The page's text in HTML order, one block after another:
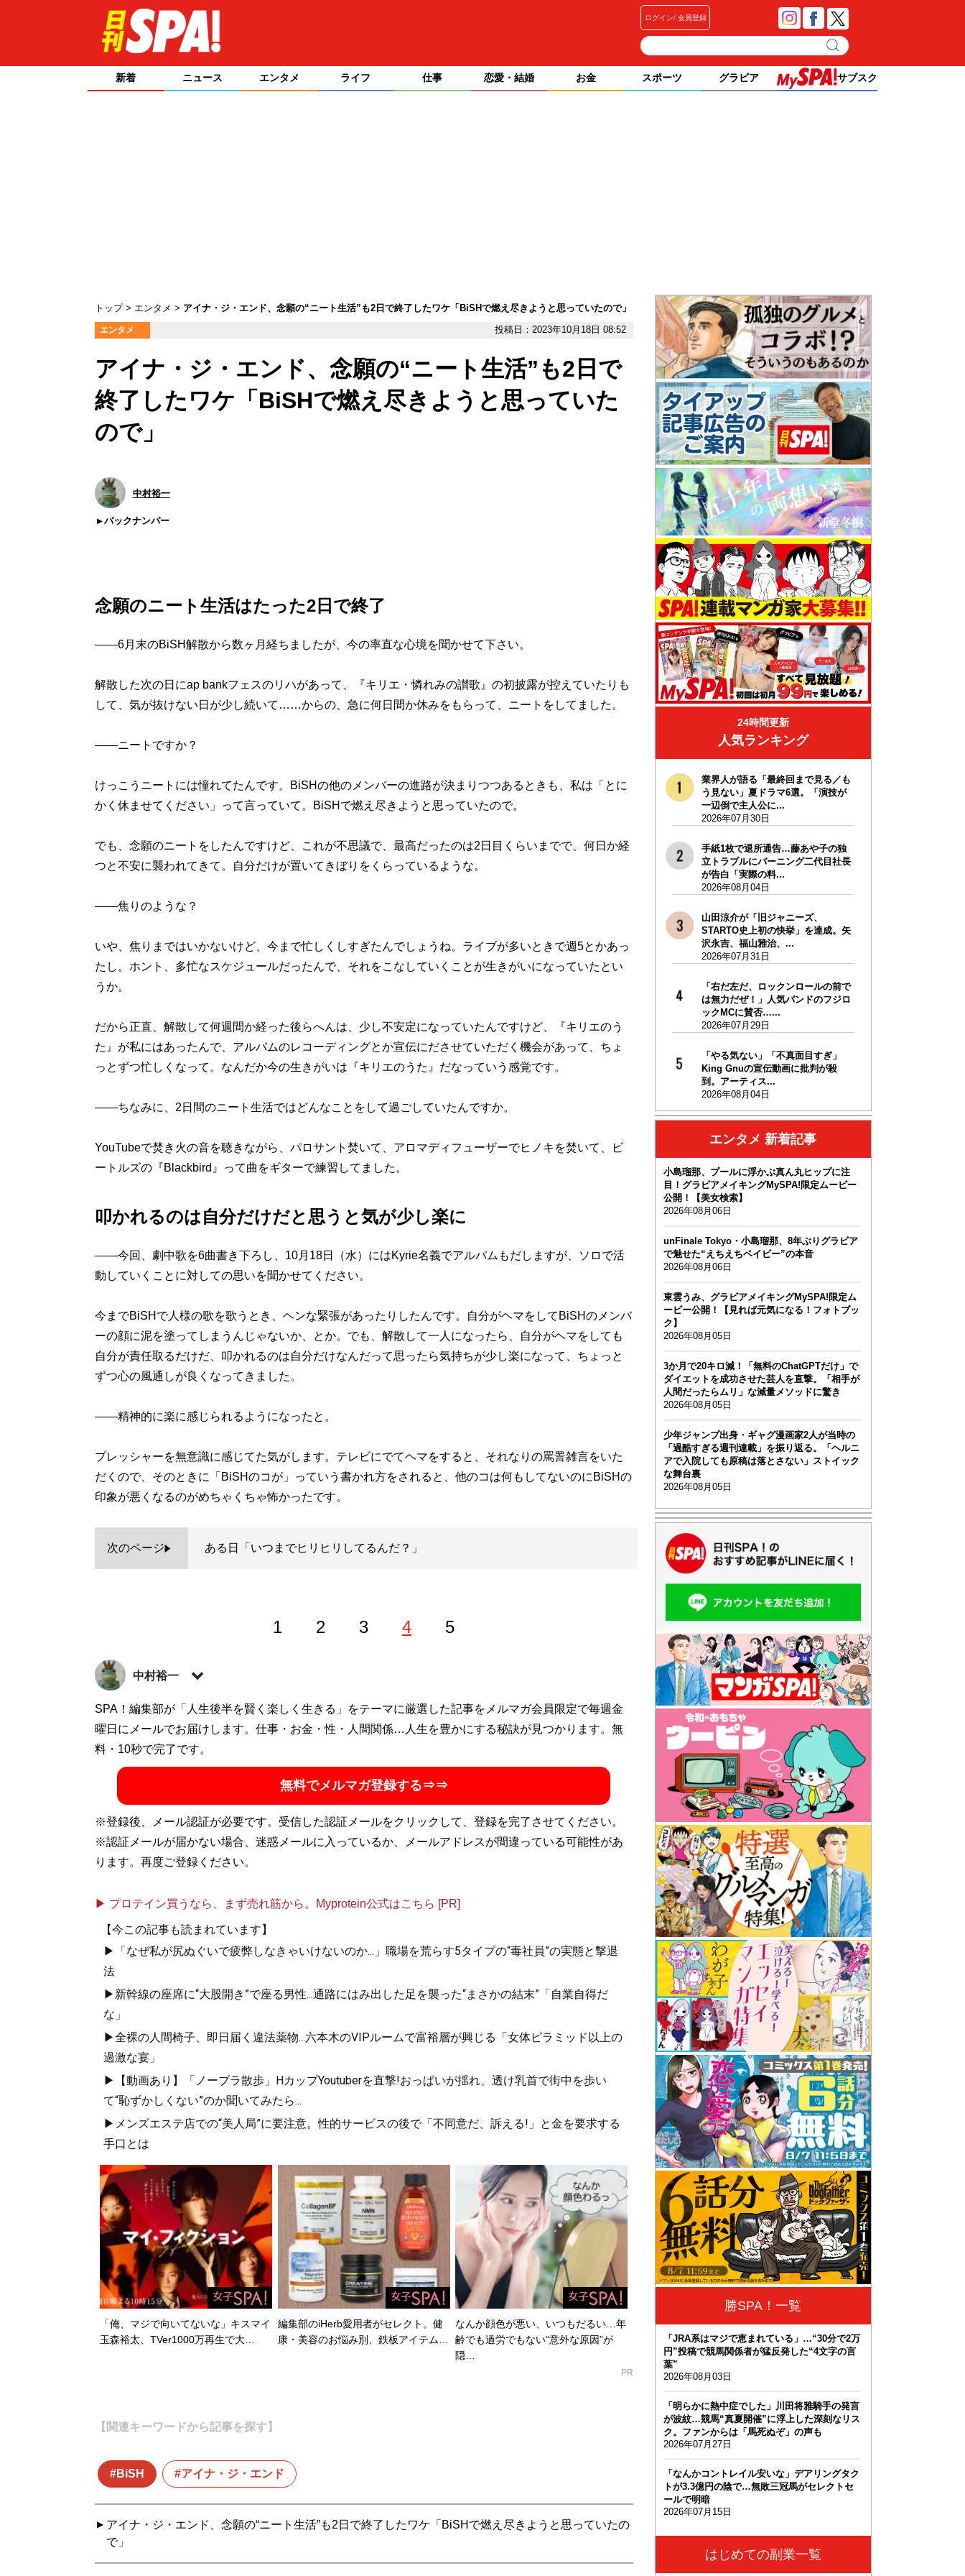
ログイン 会員登録
新着 ニュース エンタメ ライフ 仕事 恋愛・結婚 お金 スポーツ グラビア サブスク
トップ エンタメ アイナ・ジ・エンド、念願の“ニート生活”も2日で終了したワケ「BiSHで燃え尽きようと思っていたので」
エンタメ 投稿日：2023年10月18日 08:52
アイナ・ジ・エンド、念願の“ニート生活”も2日で
終了したワケ「BiSHで燃え尽きようと思っていた
ので」
中村裕一
バックナンバー
念願のニート生活はたった2日で終了
――6月末のBiSH解散から数ヶ月経ちましたが、今の率直な心境を聞かせて下さい。
解散した次の日にap bankフェスのリハがあって、『キリエ・憐れみの讃歌』の初披露が控えていたりも
して、気が抜けない日が少し続いて……からの、急に何日間か休みをもらって、ニートをしてました。
――ニートですか？
けっこうニートには憧れてたんです。BiSHの他のメンバーの進路が決まりつつあるときも、私は「とに
かく休ませてください」って言っていて。BiSHで燃え尽きようと思っていたので。
でも、念願のニートをしたんですけど、これが不思議で、最高だったのは2日目くらいまでで、何日か経
つと不安に襲われてきて。自分だけが置いてきぼりをくらっているような。
――焦りのような？
いや、焦りまではいかないけど、今まで忙しくしすぎたんでしょうね。ライブが多いときで週5とかあっ
たし。ホント、多忙なスケジュールだったんで、それをこなしていくことが生きがいになっていたとい
うか。
だから正直、解散して何週間か経った後らへんは、少し不安定になっていたんですけど、『キリエのう
た』が私にはあったんで、アルバムのレコーディングとか宣伝にださせていただく機会があって、ちょ
っとずつ忙しくなって。なんだか今の生きがいは『キリエのうた』だなっていう感覚です。
――ちなみに、2日間のニート生活ではどんなことをして過ごしていたんですか。
YouTubeで焚き火の音を聴きながら、パロサント焚いて、アロマディフューザーでヒノキを焚いて、ビ
ートルズの『Blackbird』って曲をギターで練習してました。
叩かれるのは自分だけだと思うと気が少し楽に
――今回、劇中歌を6曲書き下ろし、10月18日（水）にはKyrie名義でアルバムもだしますが、ソロで活
動していくことに対しての思いを聞かせてください。
今までBiSHで人様の歌を歌うとき、ヘンな緊張があったりしたんです。自分がヘマをしてBiSHのメンバ
ーの顔に泥を塗ってしまうんじゃないか、とか。でも、解散して一人になったら、自分がヘマをしても
自分が責任取るだけだ、叩かれるのは自分だけなんだって思ったら気持ちが少し楽になって、ちょっと
ずつ心の風通しが良くなってきました。
――精神的に楽に感じられるようになったと。
プレッシャーを無意識に感じてた気がします。テレビにでてヘマをすると、それなりの罵詈雑言をいた
だくので、そのときに「BiSHのコが」っていう書かれ方をされると、他のコは何もしてないのにBiSHの
印象が悪くなるのがめちゃくちゃ怖かったです。
次のページ ある日「いつまでヒリヒリしてるんだ？」
1 2 3 4 5
中村裕一
株式会社ラーニャ代表取締役。ドラマや映画の執筆を行うライター。Xアカウント：@Yuichitter
記事一覧へ
SPA！編集部が「人生後半を賢く楽しく生きる」をテーマに厳選した記事をメルマガ会員限定で毎週金
曜日にメールでお届けします。仕事・お金・性・人間関係…人生を豊かにする秘訣が見つかります。無
料・10秒で完了です。
無料でメルマガ登録する⇒⇒
※登録後、メール認証が必要です。受信した認証メールをクリックして、登録を完了させてください。
※認証メールが届かない場合、迷惑メールに入っているか、メールアドレスが間違っている可能性があ
ります。再度ご登録ください。
▶ プロテイン買うなら、まず売れ筋から。Myprotein公式はこちら [PR]
【今この記事も読まれています】
▶「なぜ私が尻ぬぐいで疲弊しなきゃいけないのか...」職場を荒らす5タイプの“毒社員”の実態と撃退
法
▶新幹線の座席に“大股開き”で座る男性...通路にはみ出した足を襲った“まさかの結末”「自業自得だ
な」
▶全裸の人間椅子、即日届く違法薬物...六本木のVIPルームで富裕層が興じる「女体ピラミッド以上の
過激な宴」
▶【動画あり】「ノーブラ散歩」HカップYoutuberを直撃!おっぱいが揺れ、透け乳首で街中を歩い
て“恥ずかしくない”のか聞いてみたら...
▶メンズエステ店での“美人局”に要注意。性的サービスの後で「不同意だ、訴える!」と金を要求する
手口とは
「俺、マジで向いてないな」キスマイ
玉森裕太、TVer1000万再生で大…
編集部のiHerb愛用者がセレクト。健
康・美容のお悩み別、鉄板アイテム…
なんか顔色が悪い、いつもだるい…年
齢でも過労でもない“意外な原因”が
隠…
PR
【関連キーワードから記事を探す】
BiSH アイナ・ジ・エンド
アイナ・ジ・エンド、念願の“ニート生活”も2日で終了したワケ「BiSHで燃え尽きようと思っていたの
で」
24時間更新
人気ランキング
業界人が語る「最終回まで見る／も
う見ない」夏ドラマ6選。「演技が
一辺倒で主人公に...
2026年07月30日
手紙1枚で退所通告…藤あや子の独
立トラブルにバーニング二代目社長
が告白「実際の料...
2026年08月04日
山田涼介が「旧ジャニーズ、
STARTO史上初の快挙」を達成。矢
沢永吉、福山雅治、...
2026年07月31日
「右だ左だ、ロックンロールの前で
は無力だぜ！」人気バンドのフジロ
ックMCに賛否…...
2026年07月29日
「やる気ない」「不真面目すぎ」
King Gnuの宣伝動画に批判が殺
到。アーティス...
2026年08月04日
エンタメ 新着記事
小島瑠那、プールに浮かぶ真ん丸ヒップに注
目！グラビアメイキングMySPA!限定ムービー
公開！【美女検索】
2026年08月06日
unFinale Tokyo・小島瑠那、8年ぶりグラビア
で魅せた“えちえちベイビー”の本音
2026年08月06日
東雲うみ、グラビアメイキングMySPA!限定ム
ービー公開！【見れば元気になる！フォトブッ
ク】
2026年08月05日
3か月で20キロ減！「無料のChatGPTだけ」で
ダイエットを成功させた芸人を直撃。「相手が
人間だったらムリ」な減量メソッドに驚き
2026年08月05日
少年ジャンプ出身・ギャグ漫画家2人が当時の
「過酷すぎる週刊連載」を振り返る。「ヘルニ
アで入院しても原稿は落とさない」ストイック
な舞台裏
2026年08月05日
勝SPA！一覧
「JRA系はマジで恵まれている」…“30分で2万
円”投稿で競馬関係者が猛反発した“4文字の言
葉”
2026年08月03日
「明らかに熱中症でした」川田将雅騎手の発言
が波紋…競馬“真夏開催”に浮上した深刻なリス
ク。ファンからは「馬死ぬぞ」の声も
2026年07月27日
「なんかコントレイル安いな」デアリングタク
トが3.3億円の陰で…無敗三冠馬がセレクトセ
ールで明暗
2026年07月15日
はじめての副業一覧